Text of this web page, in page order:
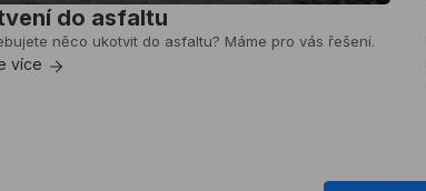
do asfaltu
něco ukotvit do asfaltu? Máme pro vás řešení.
více